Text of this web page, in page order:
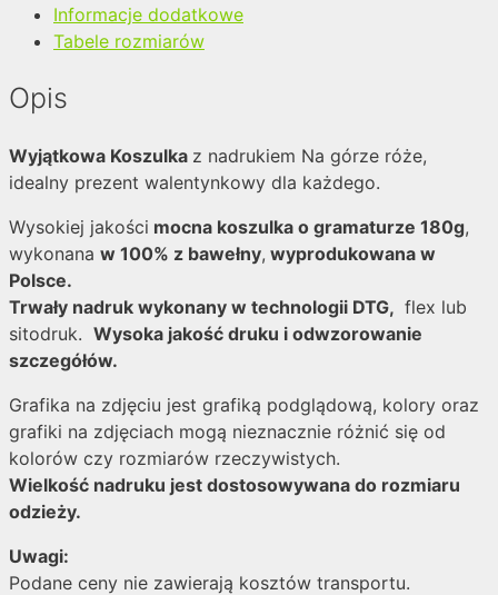
Informacje dodatkowe
Tabele rozmiarów
Opis
Wyjątkowa Koszulka z nadrukiem Na górze róże,
idealny prezent walentynkowy dla każdego.
Wysokiej jakości mocna koszulka o gramaturze 180g,
wykonana w 100% z bawełny, wyprodukowana w
Polsce.
Trwały nadruk wykonany w technologii DTG, flex lub
sitodruk. Wysoka jakość druku i odwzorowanie
szczegółów.
Grafika na zdjęciu jest grafiką podglądową, kolory oraz
grafiki na zdjęciach mogą nieznacznie różnić się od
kolorów czy rozmiarów rzeczywistych.
Wielkość nadruku jest dostosowywana do rozmiaru
odzieży.
Uwagi:
Podane ceny nie zawierają kosztów transportu.